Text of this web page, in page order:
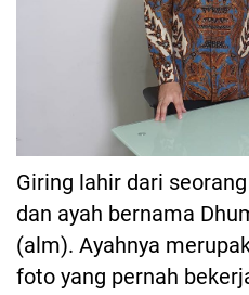
Giring lahir dari
dan ayah bernama
(alm). Ayahnya
foto yang pernah